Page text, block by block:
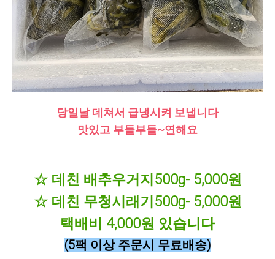
당일날 데쳐서 급냉시켜 보냅니다
맛있고 부들부들~연해요
☆ 데친 배추우거지500g- 5,000원
☆ 데친 무청시래기500g- 5,000원
택배비 4,000원 있습니다
(5팩 이상 주문시 무료배송)